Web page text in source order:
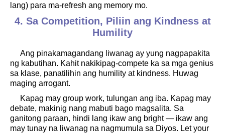
lang) para ma-refresh ang memory mo.
4. Sa Competition, Piliin ang Kindness at
Humility
Ang pinakamagandang liwanag ay yung nagpapakita
ng kabutihan. Kahit nakikipag-compete ka sa mga genius
sa klase, panatilihin ang humility at kindness. Huwag
maging arrogant.
Kapag may group work, tulungan ang iba. Kapag may
debate, makinig nang mabuti bago magsalita. Sa
ganitong paraan, hindi lang ikaw ang bright — ikaw ang
may tunay na liwanag na nagmumula sa Diyos. Let your